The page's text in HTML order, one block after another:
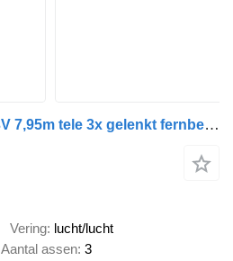
Nooteboom OVB-42-03V 7,95m tele 3x gelenkt fernbedienung
Vering lucht/lucht
Aantal assen 3